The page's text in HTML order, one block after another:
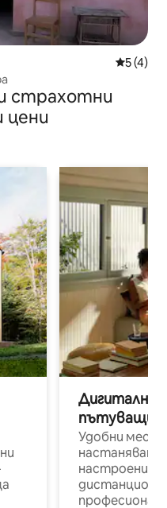
Средна
5 (4)
страхотни
цени
Дигитални
пътуващи
Удобни
настаняване
настроени и